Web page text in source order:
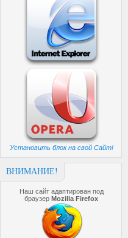
Установить блок на свой Сайт!
ВНИМАНИЕ!
Наш сайт адаптирован под
браузерMozilla Firefox